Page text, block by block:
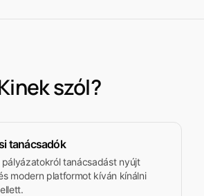
szól?
tanácsadók
pályázatokról tanácsadást nyújt
modern platformot kíván kínálni